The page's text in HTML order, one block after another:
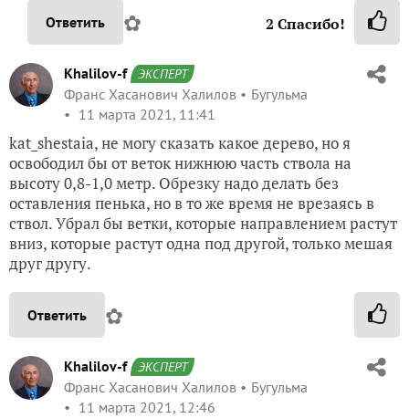
Ответить ✿ 2 Спасибо!
Khalilov-f ЭКСПЕРТ
Франс Хасанович Халилов
Бугульма
11 марта 2021, 11:41
kat_shestaia, не могу сказать какое дерево, но я
освободил бы от веток нижнюю часть ствола на
высоту 0,8-1,0 метр. Обрезку надо делать без
оставления пенька, но в то же время не врезаясь в
ствол. Убрал бы ветки, которые направлением растут
вниз, которые растут одна под другой, только мешая
друг другу.
Ответить ✿
Khalilov-f ЭКСПЕРТ
Франс Хасанович Халилов
Бугульма
11 марта 2021, 12:46